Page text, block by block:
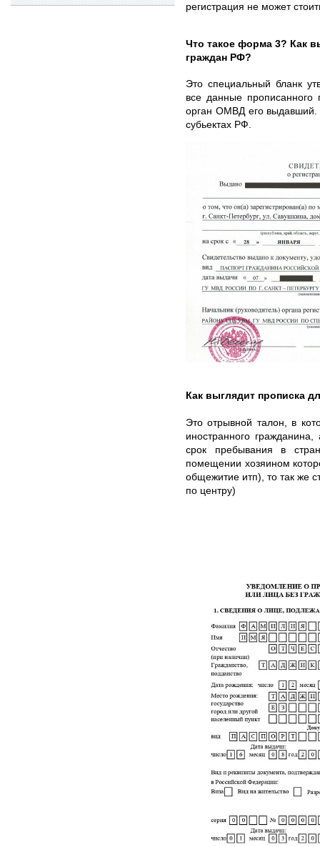
регистрация не может
Что такое форма 3? Как
граждан РФ?
Это специальный бланк
все данные прописанного
орган ОМВД его выдавший.
субьектах РФ.
Как выглядит прописка
Это отрывной талон, в
иностранного
срок пребывания в
помещении хозяином
общежитие итп), то так же
по центру)